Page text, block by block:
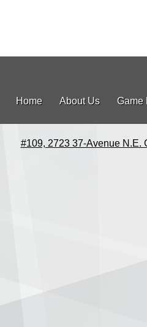
Home About Us Game
#109, 2723 37-Avenue N.E.